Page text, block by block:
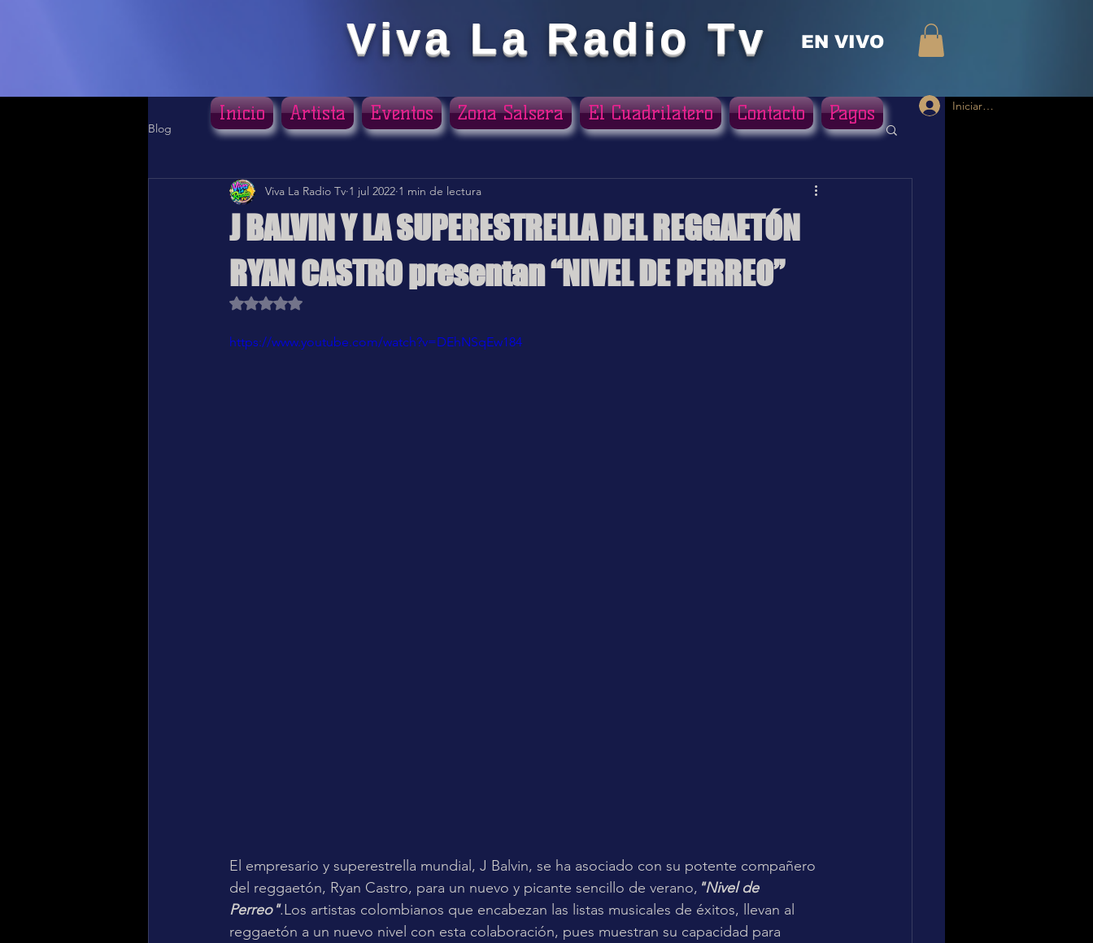
Viva La Radio Tv EN VIVO
Iniciar sesión
Blog
J BALVIN Y LA SUPERESTRELLA DEL REGGAETÓN
RYAN CASTRO presentan “NIVEL DE PERREO”
Viva La Radio Tv 1 jul 2022 1 min de lectura
Obtuvo NaN de 5 estrellas.
https://www.youtube.com/watch?v=DEhNSqEw184
El empresario y superestrella mundial, J Balvin, se ha asociado con su potente compañero
del reggaetón, Ryan Castro, para un nuevo y picante sencillo de verano, "Nivel de
Perreo".Los artistas colombianos que encabezan las listas musicales de éxitos, llevan al
reggaetón a un nuevo nivel con esta colaboración, pues muestran su capacidad para
Inicio Artista Eventos Zona Salsera El Cuadrilatero Contacto Pagos